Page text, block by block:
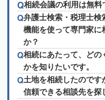
相続会議の利用は無料
弁護士検索・税理士検
機能を使って専門家に
か？
相続にあたって、どの
かを知りたいです。
土地を相続したのです
信頼できる相談先を探